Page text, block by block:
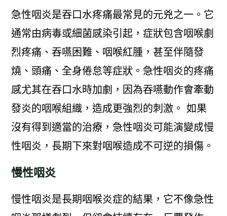
急性咽炎是吞口水疼痛最常見的元兇之一。它
通常由病毒或細菌感染引起，症狀包含咽喉劇
烈疼痛、吞嚥困難、咽喉紅腫，甚至伴隨發
燒、頭痛、全身倦怠等症狀。急性咽炎的疼痛
感尤其在吞口水時加劇，因為吞嚥動作會牽動
發炎的咽喉組織，造成更強烈的刺激。 如果
沒有得到適當的治療，急性咽炎可能演變成慢
性咽炎，長期下來對咽喉造成不可逆的損傷。
慢性咽炎
慢性咽炎是長期咽喉炎症的結果，它不像急性